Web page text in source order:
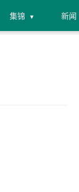
集锦 新闻